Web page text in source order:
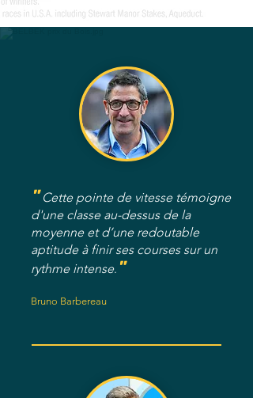
"Cette pointe de vitesse témoigne
d'une classe au-dessus de la
moyenne et d’une redoutable
aptitude à finir ses courses sur un
rythme intense. "
Bruno Barbereau